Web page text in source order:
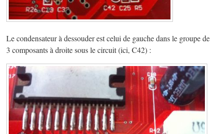
Le condensateur à dessouder est celui de gauche dans le groupe de
3 composants à droite sous le circuit (ici, C42) :